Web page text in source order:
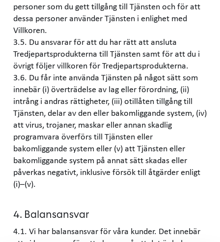
personer som du gett tillgång till Tjänsten och för att
dessa personer använder Tjänsten i enlighet med
Villkoren.
3.5. Du ansvarar för att du har rätt att ansluta
Tredjepartsprodukterna till Tjänsten samt för att du i
övrigt följer villkoren för Tredjepartsprodukterna.
3.6. Du får inte använda Tjänsten på något sätt som
innebär (i) överträdelse av lag eller förordning, (ii)
intrång i andras rättigheter, (iii) otillåten tillgång till
Tjänsten, delar av den eller bakomliggande system, (iv)
att virus, trojaner, maskar eller annan skadlig
programvara överförs till Tjänsten eller
bakomliggande system eller (v) att Tjänsten eller
bakomliggande system på annat sätt skadas eller
påverkas negativt, inklusive försök till åtgärder enligt
(i)–(v).
4. Balansansvar
4.1. Vi har balansansvar för våra kunder. Det innebär